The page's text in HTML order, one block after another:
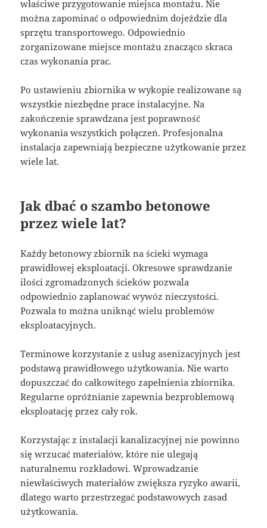
właściwe przygotowanie miejsca montażu. Nie
można zapominać o odpowiednim dojeździe dla
sprzętu transportowego. Odpowiednio
zorganizowane miejsce montażu znacząco skraca
czas wykonania prac.
Po ustawieniu zbiornika w wykopie realizowane są
wszystkie niezbędne prace instalacyjne. Na
zakończenie sprawdzana jest poprawność
wykonania wszystkich połączeń. Profesjonalna
instalacja zapewniają bezpieczne użytkowanie przez
wiele lat.
Jak dbać o szambo betonowe
przez wiele lat?
Każdy betonowy zbiornik na ścieki wymaga
prawidłowej eksploatacji. Okresowe sprawdzanie
ilości zgromadzonych ścieków pozwala
odpowiednio zaplanować wywóz nieczystości.
Pozwala to można uniknąć wielu problemów
eksploatacyjnych.
Terminowe korzystanie z usług asenizacyjnych jest
podstawą prawidłowego użytkowania. Nie warto
dopuszczać do całkowitego zapełnienia zbiornika.
Regularne opróżnianie zapewnia bezproblemową
eksploatację przez cały rok.
Korzystając z instalacji kanalizacyjnej nie powinno
się wrzucać materiałów, które nie ulegają
naturalnemu rozkładowi. Wprowadzanie
niewłaściwych materiałów zwiększa ryzyko awarii,
dlatego warto przestrzegać podstawowych zasad
użytkowania.